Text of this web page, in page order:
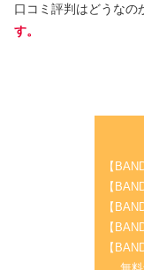
口コミ評判はどうなの
す。
【
【
【
【
【